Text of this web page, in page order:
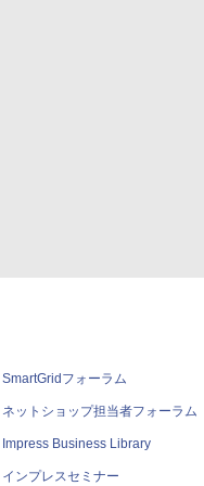
SmartGridフォーラム
ネットショップ担当者フォーラム
Impress Business Library
インプレスセミナー